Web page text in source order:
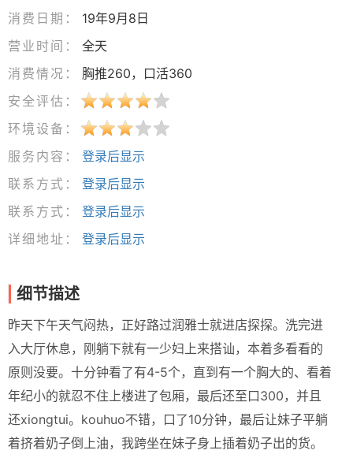
消费日期：
19年9月8日
营业时间：
全天
消费情况：
胸推260，口活360
安全评估：
环境设备：
服务内容：
登录后显示
联系方式：
登录后显示
联系方式：
登录后显示
详细地址：
登录后显示
细节描述
昨天下午天气闷热，正好路过润雅士就进店探探。洗完进
入大厅休息，刚躺下就有一少妇上来搭讪，本着多看看的
原则没要。十分钟看了有4-5个，直到有一个胸大的、看着
年纪小的就忍不住上楼进了包厢，最后还至口300，并且
还xiongtui。kouhuo不错，口了10分钟，最后让妹子平躺
着挤着奶子倒上油，我跨坐在妹子身上插着奶子出的货。